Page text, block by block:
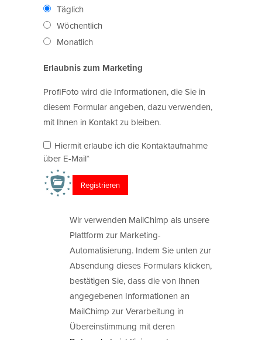
Täglich
Wöchentlich
Monatlich
Erlaubnis zum Marketing
ProfiFoto wird die Informationen, die Sie in
diesem Formular angeben, dazu verwenden,
mit Ihnen in Kontakt zu bleiben.
Hiermit erlaube ich die Kontaktaufnahme
über E-Mail*
Wir verwenden MailChimp als unsere
Plattform zur Marketing-
Automatisierung. Indem Sie unten zur
Absendung dieses Formulars klicken,
bestätigen Sie, dass die von Ihnen
angegebenen Informationen an
MailChimp zur Verarbeitung in
Übereinstimmung mit deren